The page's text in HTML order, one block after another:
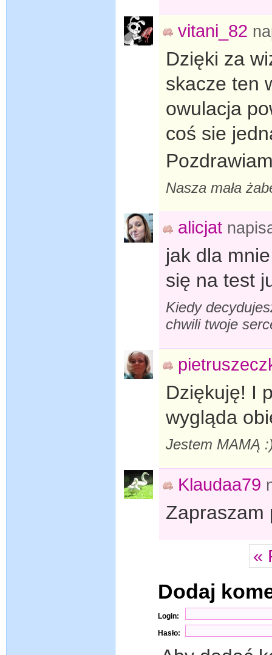
vitani_82
Dzięki za
skacze ten
owulacja
coś sie
Nasza mała
alicjat
jak dla
się na test
Kiedy
chwili twoje
Dziękuję! I
wygląda
Jestem MAMĄ
Klaudaa79
Zapraszam
«
Dodaj
Login:
Hasło: